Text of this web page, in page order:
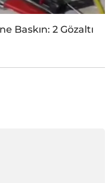
Baskın: 2 Gözaltı